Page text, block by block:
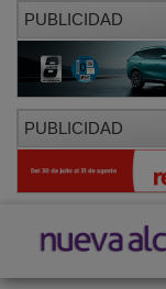
PUBLICIDAD
PUBLICIDAD